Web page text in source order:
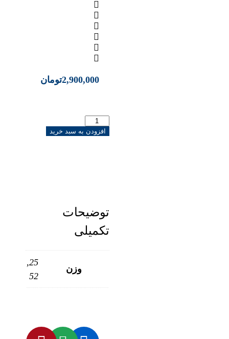
2,900,000تومان
افزودن به سبد خرید
توضیحات
تکمیلی
وزن
25,
52